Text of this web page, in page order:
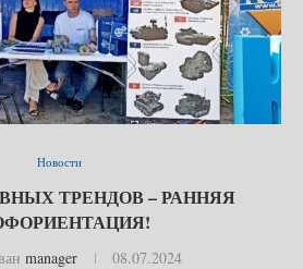
Новости
ТРЕНДОВ – РАННЯЯ
manager
08.07.2024